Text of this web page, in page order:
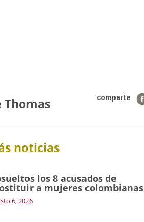
comparte
Thomas
noticias
los 8 acusados de
a mujeres colombianas
6, 2026